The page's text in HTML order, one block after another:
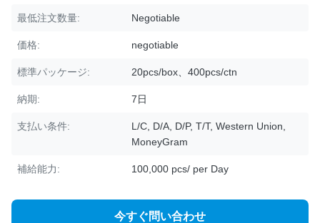
最低注文数量: Negotiable
価格: negotiable
標準パッケージ: 20pcs/box、400pcs/ctn
納期: 7日
支払い条件:
L/C, D/A, D/P, T/T, Western Union,
MoneyGram
補給能力: 100,000 pcs/ per Day
今すぐ問い合わせ